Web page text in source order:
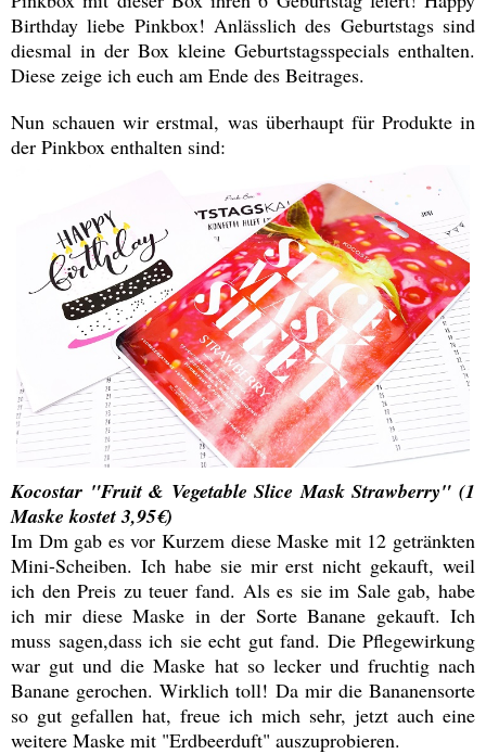
Birthday liebe Pinkbox! Anlässlich des Geburtstags sind
diesmal in der Box kleine Geburtstagsspecials enthalten.
Diese zeige ich euch am Ende des Beitrages.
Nun schauen wir erstmal, was überhaupt für Produkte in
der Pinkbox enthalten sind:
Kocostar "Fruit & Vegetable Slice Mask Strawberry" (1
Maske kostet 3,95€)
Im Dm gab es vor Kurzem diese Maske mit 12 getränkten
Mini-Scheiben. Ich habe sie mir erst nicht gekauft, weil
ich den Preis zu teuer fand. Als es sie im Sale gab, habe
ich mir diese Maske in der Sorte Banane gekauft. Ich
muss sagen,dass ich sie echt gut fand. Die Pflegewirkung
war gut und die Maske hat so lecker und fruchtig nach
Banane gerochen. Wirklich toll! Da mir die Bananensorte
so gut gefallen hat, freue ich mich sehr, jetzt auch eine
weitere Maske mit "Erdbeerduft" auszuprobieren.